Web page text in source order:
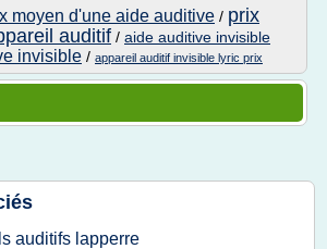
moyen d'une aide auditive / prix
auditif / aide auditive invisible
invisible / appareil auditif invisible lyric prix
auditifs lapperre